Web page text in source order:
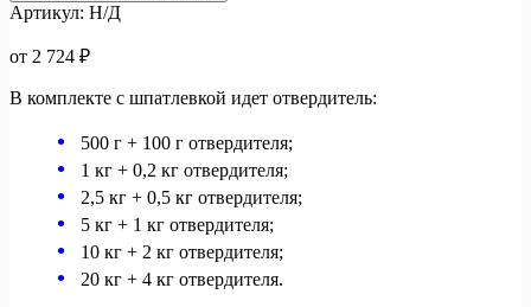
Артикул: Н/Д
от 2 724 ₽
В комплекте с шпатлевкой идет отвердитель:
500 г + 100 г отвердителя;
1 кг + 0,2 кг отвердителя;
2,5 кг + 0,5 кг отвердителя;
5 кг + 1 кг отвердителя;
10 кг + 2 кг отвердителя;
20 кг + 4 кг отвердителя.